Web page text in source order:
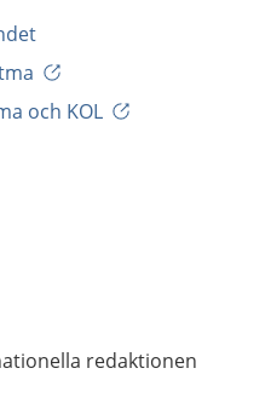
och KOL
redaktionen